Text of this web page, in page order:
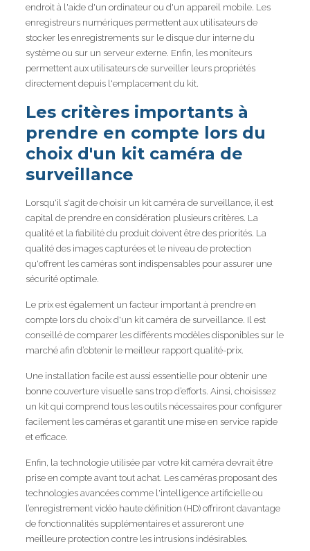
endroit à l'aide d'un ordinateur ou d'un appareil mobile. Les
enregistreurs numériques permettent aux utilisateurs de
stocker les enregistrements sur le disque dur interne du
système ou sur un serveur externe. Enfin, les moniteurs
permettent aux utilisateurs de surveiller leurs propriétés
directement depuis l'emplacement du kit.
Les critères importants à
prendre en compte lors du
choix d'un kit caméra de
surveillance
Lorsqu'il s'agit de choisir un kit caméra de surveillance, il est
capital de prendre en considération plusieurs critères. La
qualité et la fiabilité du produit doivent être des priorités. La
qualité des images capturées et le niveau de protection
qu'offrent les caméras sont indispensables pour assurer une
sécurité optimale.
Le prix est également un facteur important à prendre en
compte lors du choix d'un kit caméra de surveillance. Il est
conseillé de comparer les différents modèles disponibles sur le
marché afin d’obtenir le meilleur rapport qualité-prix.
Une installation facile est aussi essentielle pour obtenir une
bonne couverture visuelle sans trop d’efforts. Ainsi, choisissez
un kit qui comprend tous les outils nécessaires pour configurer
facilement les caméras et garantit une mise en service rapide
et efficace.
Enfin, la technologie utilisée par votre kit caméra devrait être
prise en compte avant tout achat. Les caméras proposant des
technologies avancées comme l'intelligence artificielle ou
l’enregistrement vidéo haute définition (HD) offriront davantage
de fonctionnalités supplémentaires et assureront une
meilleure protection contre les intrusions indésirables.